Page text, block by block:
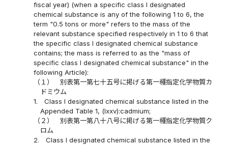
fiscal year) (when a specific class I designated
chemical substance is any of the following 1 to 6, the
term "0.5 tons or more" refers to the mass of the
relevant substance specified respectively in 1 to 6 that
the specific class I designated chemical substance
contains; the mass is referred to as the "mass of
specific class I designated chemical substance" in the
following Article):
（１）
別表第一第七十五号に掲げる第一種指定化学物質カ
ドミウム
1.
Class I designated chemical substance listed in the
Appended Table 1, (lxxv):cadmium;
（２）
別表第一第八十八号に掲げる第一種指定化学物質ク
ロム
2.
Class I designated chemical substance listed in the